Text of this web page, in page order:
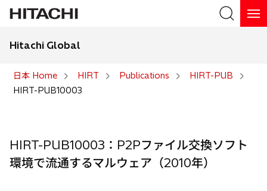
Hitachi Global
日本 Home HIRT Publications
HIRT-PUB
HIRT-PUB10003
HIRT-PUB10003：P2Pファイル交換ソフト
環境で流通するマルウェア（2010年）